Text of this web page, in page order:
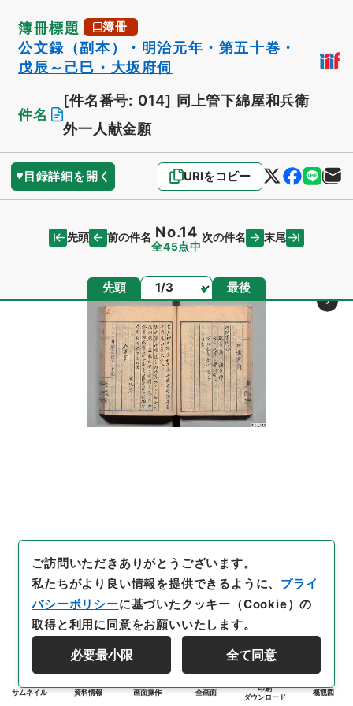
簿冊標題 簿冊
公文録（副本）・明治元年・第五十巻・
戊辰～己巳・大坂府伺
件名
[件名番号: 014] 同上管下綿屋和兵衛
外一人献金願
目録詳細を開く URIをコピー
先頭 前の件名 No.14
全45点中
次の件名 末尾
先頭 ページ 最後
サムネイル 資料情報 画面操作 全画面
印刷
ダウンロード
概観図
ご訪問いただきありがとうございます。
私たちがより良い情報を提供できるように、 プライ
バシーポリシーに基づいたクッキー（Cookie）の
取得と利用に同意をお願いいたします。
必要最小限 全て同意